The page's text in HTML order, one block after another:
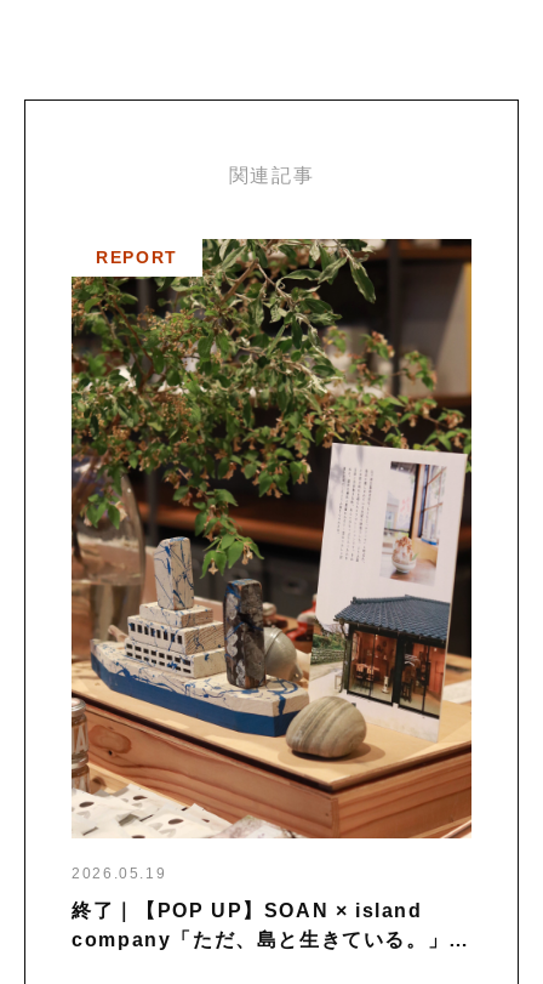
関連記事
REPORT
2026.05.19
終了｜【POP UP】SOAN × island
company「ただ、島と生きている。」を